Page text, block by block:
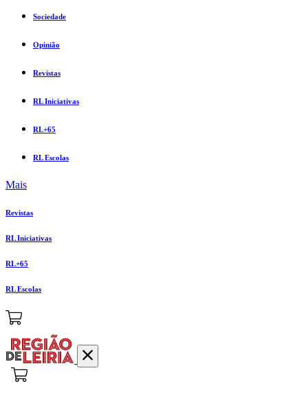
Sociedade
Opinião
Revistas
RL Iniciativas
RL+65
RL Escolas
Mais
Revistas
RL Iniciativas
RL+65
RL Escolas